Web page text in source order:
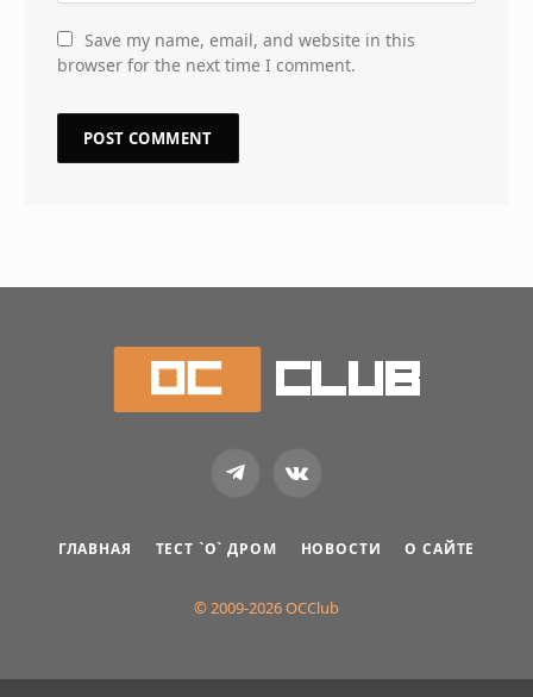
Save my name, email, and website in this
browser for the next time I comment.
TelegramVKontakte
ГЛАВНАЯ ТЕСТ `О` ДРОМ НОВОСТИ О САЙТЕ
© 2009-2026 OCClub